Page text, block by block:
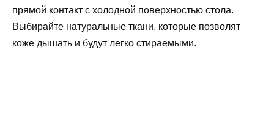
прямой контакт с холодной поверхностью стола.
Выбирайте натуральные ткани, которые позволят
коже дышать и будут легко стираемыми.